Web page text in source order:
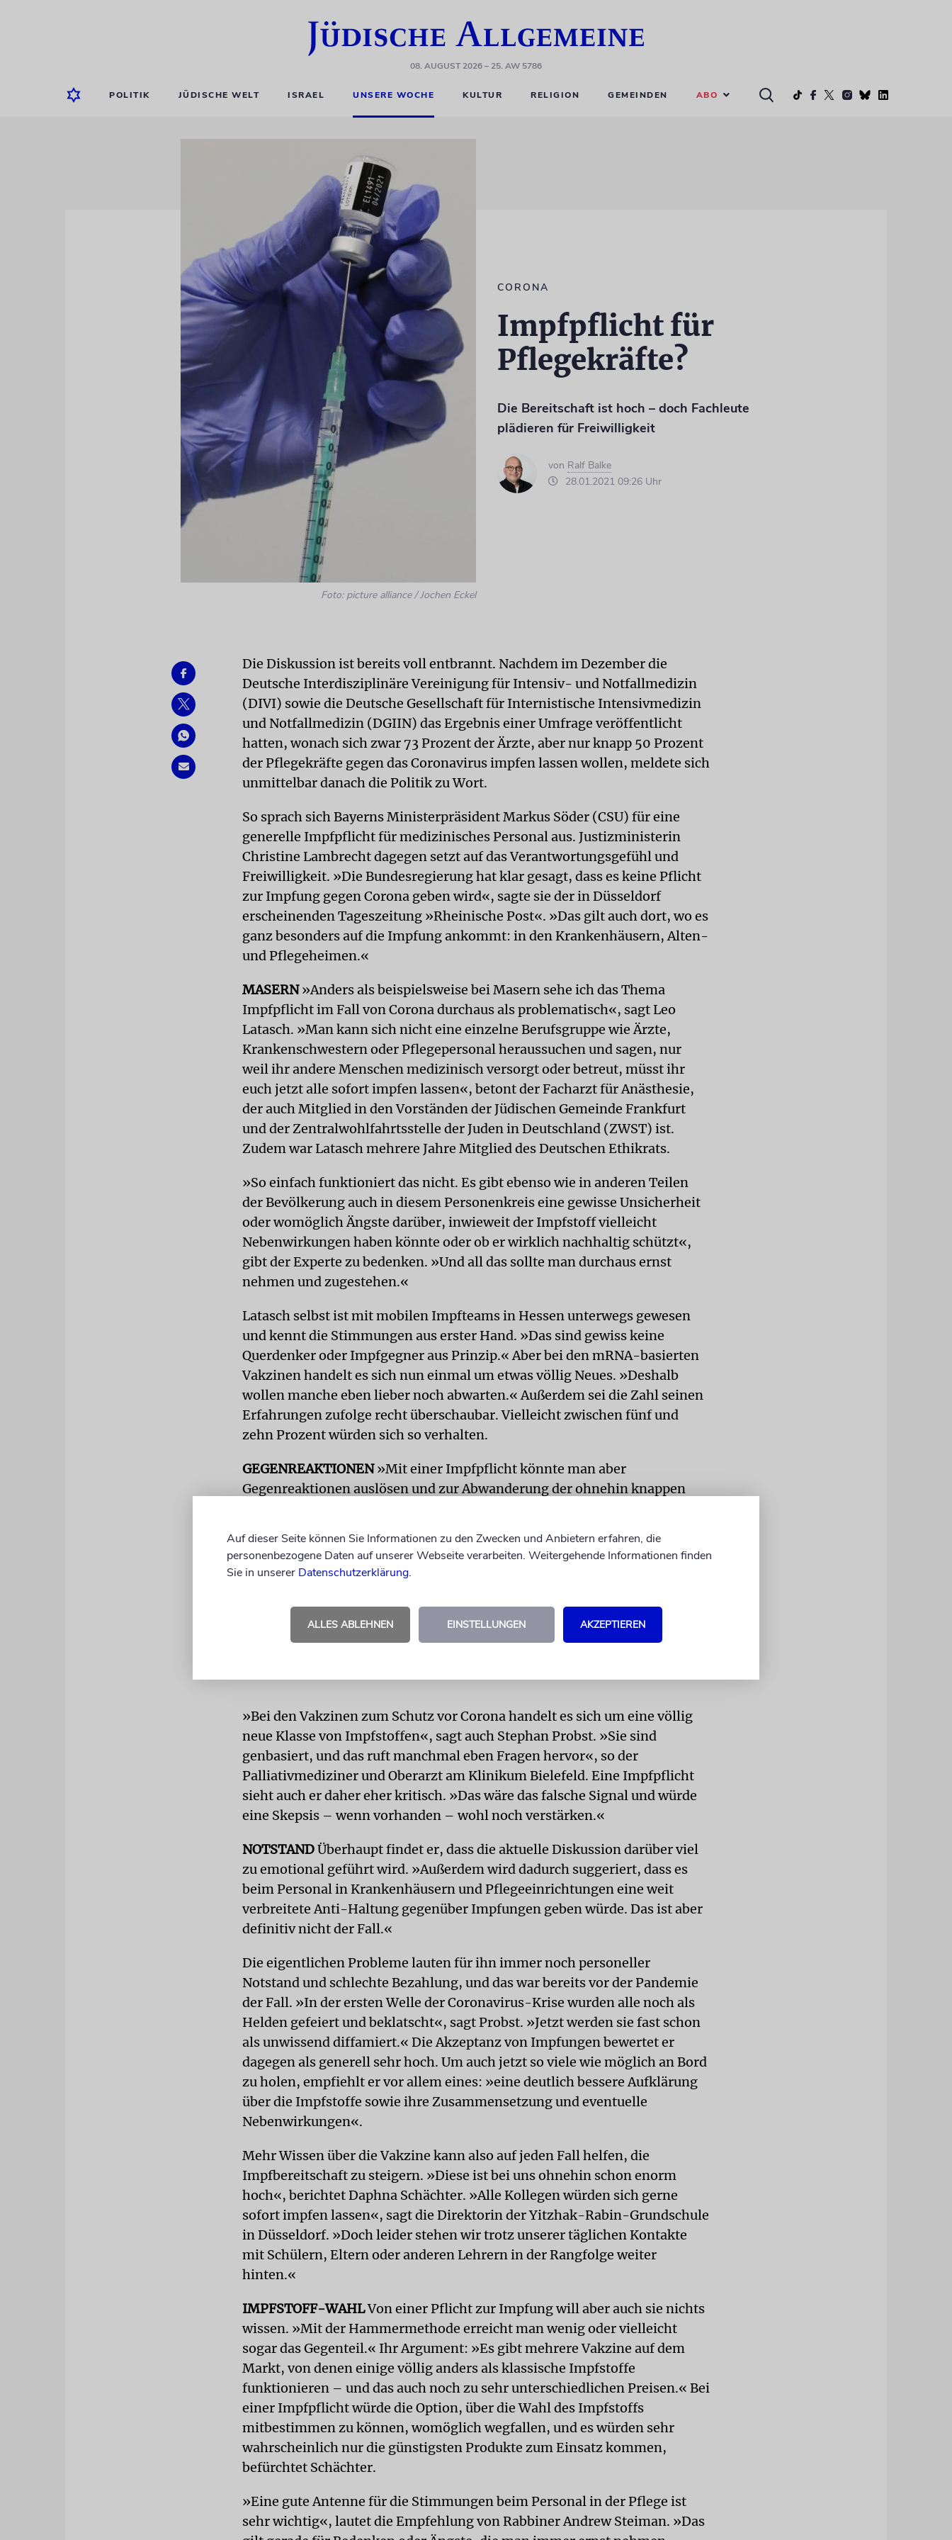
08. AUGUST 2026– 25. AW 5786
POLITIK JÜDISCHE WELT ISRAEL UNSERE WOCHE KULTUR RELIGION GEMEINDEN ABO
Foto: picture alliance / Jochen Eckel
CORONA
Impfpflicht für
Pflegekräfte?
Die Bereitschaft ist hoch – doch Fachleute
plädieren für Freiwilligkeit
von Ralf Balke
28.01.2021 09:26 Uhr
Die Diskussion ist bereits voll entbrannt. Nachdem im Dezember die
Deutsche Interdisziplinäre Vereinigung für Intensiv- und Notfallmedizin
(DIVI) sowie die Deutsche Gesellschaft für Internistische Intensivmedizin
und Notfallmedizin (DGIIN) das Ergebnis einer Umfrage veröffentlicht
hatten, wonach sich zwar 73 Prozent der Ärzte, aber nur knapp 50 Prozent
der Pflegekräfte gegen das Coronavirus impfen lassen wollen, meldete sich
unmittelbar danach die Politik zu Wort.
So sprach sich Bayerns Ministerpräsident Markus Söder (CSU) für eine
generelle Impfpflicht für medizinisches Personal aus. Justizministerin
Christine Lambrecht dagegen setzt auf das Verantwortungsgefühl und
Freiwilligkeit. »Die Bundesregierung hat klar gesagt, dass es keine Pflicht
zur Impfung gegen Corona geben wird«, sagte sie der in Düsseldorf
erscheinenden Tageszeitung »Rheinische Post«. »Das gilt auch dort, wo es
ganz besonders auf die Impfung ankommt: in den Krankenhäusern, Alten-
und Pflegeheimen.«
MASERN»Anders als beispielsweise bei Masern sehe ich das Thema
Impfpflicht im Fall von Corona durchaus als problematisch«, sagt Leo
Latasch. »Man kann sich nicht eine einzelne Berufsgruppe wie Ärzte,
Krankenschwestern oder Pflegepersonal heraussuchen und sagen, nur
weil ihr andere Menschen medizinisch versorgt oder betreut, müsst ihr
euch jetzt alle sofort impfen lassen«, betont der Facharzt für Anästhesie,
der auch Mitglied in den Vorständen der Jüdischen Gemeinde Frankfurt
und der Zentralwohlfahrtsstelle der Juden in Deutschland (ZWST) ist.
Zudem war Latasch mehrere Jahre Mitglied des Deutschen Ethikrats.
»So einfach funktioniert das nicht. Es gibt ebenso wie in anderen Teilen
der Bevölkerung auch in diesem Personenkreis eine gewisse Unsicherheit
oder womöglich Ängste darüber, inwieweit der Impfstoff vielleicht
Nebenwirkungen haben könnte oder ob er wirklich nachhaltig schützt«,
gibt der Experte zu bedenken. »Und all das sollte man durchaus ernst
nehmen und zugestehen.«
Latasch selbst ist mit mobilen Impfteams in Hessen unterwegs gewesen
und kennt die Stimmungen aus erster Hand. »Das sind gewiss keine
Querdenker oder Impfgegner aus Prinzip.« Aber bei den mRNA-basierten
Vakzinen handelt es sich nun einmal um etwas völlig Neues. »Deshalb
wollen manche eben lieber noch abwarten.« Außerdem sei die Zahl seinen
Erfahrungen zufolge recht überschaubar. Vielleicht zwischen fünf und
zehn Prozent würden sich so verhalten.
GEGENREAKTIONEN»Mit einer Impfpflicht könnte man aber
Gegenreaktionen auslösen und zur Abwanderung der ohnehin knappen
»Es gibt definitiv keine Anti-Haltung
gegen das Impfen, nur Vorsicht.«
»Bei den Vakzinen zum Schutz vor Corona handelt es sich um eine völlig
neue Klasse von Impfstoffen«, sagt auch Stephan Probst. »Sie sind
genbasiert, und das ruft manchmal eben Fragen hervor«, so der
Palliativmediziner und Oberarzt am Klinikum Bielefeld. Eine Impfpflicht
sieht auch er daher eher kritisch. »Das wäre das falsche Signal und würde
eine Skepsis – wenn vorhanden – wohl noch verstärken.«
NOTSTANDÜberhaupt findet er, dass die aktuelle Diskussion darüber viel
zu emotional geführt wird. »Außerdem wird dadurch suggeriert, dass es
beim Personal in Krankenhäusern und Pflegeeinrichtungen eine weit
verbreitete Anti-Haltung gegenüber Impfungen geben würde. Das ist aber
definitiv nicht der Fall.«
Die eigentlichen Probleme lauten für ihn immer noch personeller
Notstand und schlechte Bezahlung, und das war bereits vor der Pandemie
der Fall. »In der ersten Welle der Coronavirus-Krise wurden alle noch als
Helden gefeiert und beklatscht«, sagt Probst. »Jetzt werden sie fast schon
als unwissend diffamiert.« Die Akzeptanz von Impfungen bewertet er
dagegen als generell sehr hoch. Um auch jetzt so viele wie möglich an Bord
zu holen, empfiehlt er vor allem eines: »eine deutlich bessere Aufklärung
über die Impfstoffe sowie ihre Zusammensetzung und eventuelle
Nebenwirkungen«.
Mehr Wissen über die Vakzine kann also auf jeden Fall helfen, die
Impfbereitschaft zu steigern. »Diese ist bei uns ohnehin schon enorm
hoch«, berichtet Daphna Schächter. »Alle Kollegen würden sich gerne
sofort impfen lassen«, sagt die Direktorin der Yitzhak-Rabin-Grundschule
in Düsseldorf. »Doch leider stehen wir trotz unserer täglichen Kontakte
mit Schülern, Eltern oder anderen Lehrern in der Rangfolge weiter
hinten.«
IMPFSTOFF-WAHLVon einer Pflicht zur Impfung will aber auch sie nichts
wissen. »Mit der Hammermethode erreicht man wenig oder vielleicht
sogar das Gegenteil.« Ihr Argument: »Es gibt mehrere Vakzine auf dem
Markt, von denen einige völlig anders als klassische Impfstoffe
funktionieren – und das auch noch zu sehr unterschiedlichen Preisen.« Bei
einer Impfpflicht würde die Option, über die Wahl des Impfstoffs
mitbestimmen zu können, womöglich wegfallen, und es würden sehr
wahrscheinlich nur die günstigsten Produkte zum Einsatz kommen,
befürchtet Schächter.
»Eine gute Antenne für die Stimmungen beim Personal in der Pflege ist
sehr wichtig«, lautet die Empfehlung von Rabbiner Andrew Steiman. »Das
Auf dieser Seite können Sie Informationen zu den Zwecken und Anbietern erfahren, die
personenbezogene Daten auf unserer Webseite verarbeiten. Weitergehende Informationen finden
Sie in unserer Datenschutzerklärung.
ALLES ABLEHNEN EINSTELLUNGEN AKZEPTIEREN